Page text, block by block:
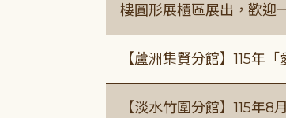
樓圓形展櫃區展出，歡迎
【蘆洲集賢分館】115年
【淡水竹圍分館】115年